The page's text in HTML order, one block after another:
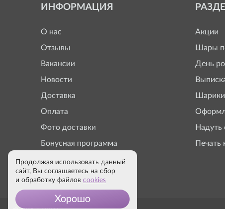
ИНФОРМАЦИЯ
О нас
Отзывы
Вакансии
Новости
Доставка
Оплата
Фото доставки
Бонусная программа
Акции
Шары
День
Шарики
Печать
Продолжая использовать данный
сайт, Вы соглашаетесь на сбор
и обработку файлов cookies
Хорошо